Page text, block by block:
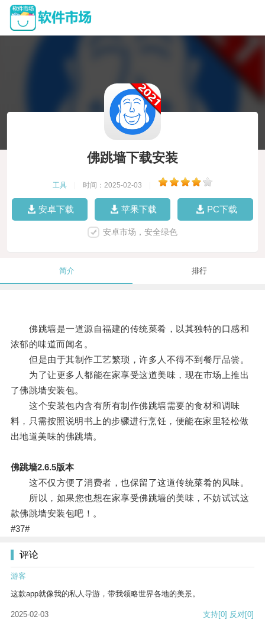
佛跳墙下载安装
工具 时间：2025-02-03
安卓下载 苹果下载 PC下载
安卓市场，安全绿色
简介 排行
佛跳墙是一道源自福建的传统菜肴，以其独特的口感和
浓郁的味道而闻名。
但是由于其制作工艺繁琐，许多人不得不到餐厅品尝。
为了让更多人都能在家享受这道美味，现在市场上推出
了佛跳墙安装包。
这个安装包内含有所有制作佛跳墙需要的食材和调味
料，只需按照说明书上的步骤进行烹饪，便能在家里轻松做
出地道美味的佛跳墙。
佛跳墙2.6.5版本
这不仅方便了消费者，也保留了这道传统菜肴的风味。
所以，如果您也想在家享受佛跳墙的美味，不妨试试这
款佛跳墙安装包吧！。
#37#
评论
游客
这款app就像我的私人导游，带我领略世界各地的美景。
2025-02-03 支持[0] 反对[0]